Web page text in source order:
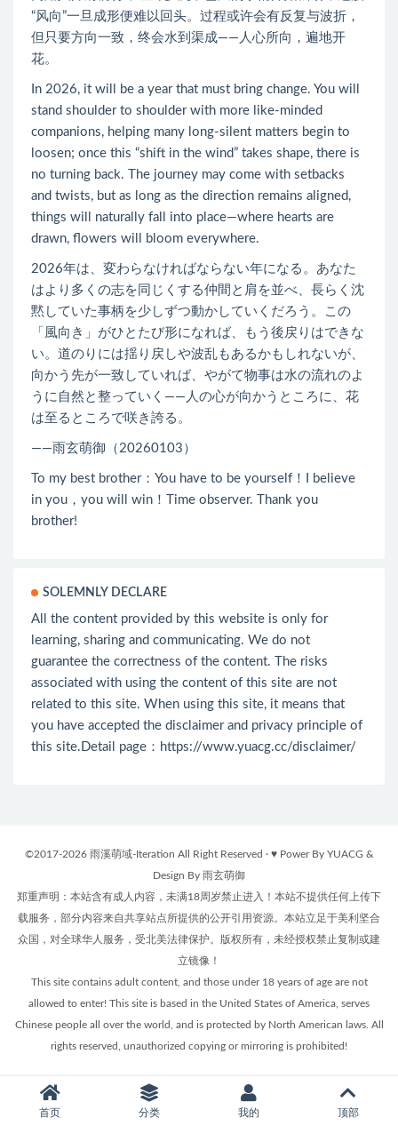
“风向”一旦成形便难以回头。过程或许会有反复与波折，
但只要方向一致，终会水到渠成——人心所向，遍地开
花。
In 2026, it will be a year that must bring change. You will
stand shoulder to shoulder with more like-minded
companions, helping many long-silent matters begin to
loosen; once this “shift in the wind” takes shape, there is
no turning back. The journey may come with setbacks
and twists, but as long as the direction remains aligned,
things will naturally fall into place—where hearts are
drawn, flowers will bloom everywhere.
2026年は、変わらなければならない年になる。あなた
はより多くの志を同じくする仲間と肩を並べ、長らく沈
黙していた事柄を少しずつ動かしていくだろう。この
「風向き」がひとたび形になれば、もう後戻りはできな
い。道のりには揺り戻しや波乱もあるかもしれないが、
向かう先が一致していれば、やがて物事は水の流れのよ
うに自然と整っていく――人の心が向かうところに、花
は至るところで咲き誇る。
——雨玄萌御（20260103）
To my best brother：You have to be yourself！I believe
in you，you will win！Time observer. Thank you
brother!
SOLEMNLY DECLARE
All the content provided by this website is only for
learning, sharing and communicating. We do not
guarantee the correctness of the content. The risks
associated with using the content of this site are not
related to this site. When using this site, it means that
you have accepted the disclaimer and privacy principle of
this site.Detail page： https://www.yuacg.cc/disclaimer/
©2017-2026 雨溪萌域-Iteration All Right Reserved · ♥ Power By YUACG &
Design By 雨玄萌御
郑重声明：本站含有成人内容，未满18周岁禁止进入！本站不提供任何上传下
载服务，部分内容来自共享站点所提供的公开引用资源。本站立足于美利坚合
众国，对全球华人服务，受北美法律保护。版权所有，未经授权禁止复制或建
立镜像！
This site contains adult content, and those under 18 years of age are not
allowed to enter! This site is based in the United States of America, serves
Chinese people all over the world, and is protected by North American laws. All
rights reserved, unauthorized copying or mirroring is prohibited!
首页 分类 我的 顶部